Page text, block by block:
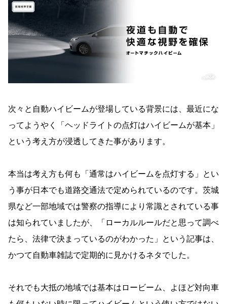
次々と自動ハイビームが登場している背景には、最近にな
ってようやく「ヘッドライトの点灯はハイビームが基本」
という考え方が浸透してきた事があります。
本当は考え方も何も「通常はハイビームを点灯する」とい
う事が日本でも道路交通法で定められているのです。茨城
県など一部地域では警察の指導により常識とされている事
は知られていましたが、「ローカルルールだと思って調べ
たら、法律で決まっているのがわかった」という記事は、
かつて自動車雑誌で定期的に見かけるネタでした。
それでも大抵の地域では基本はロービーム、よほど対向車